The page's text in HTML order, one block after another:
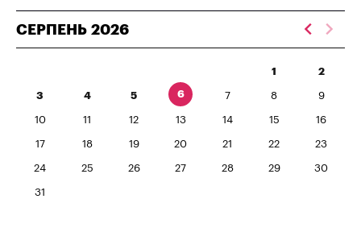
СЕРПЕНЬ 2026
1 2
3 4 5 6 7 8 9
10 11 12 13 14 15 16
17 18 19 20 21 22 23
24 25 26 27 28 29 30
31